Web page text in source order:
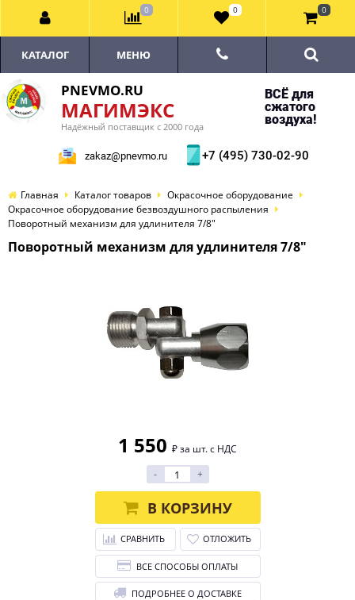
PNEVMO.RU
МАГИМЭКС
Надёжный поставщик с 2000 года
ВСЁ для
сжатого
воздуха!
zakaz@pnevmo.ru +7 (495) 730-02-90
КАТАЛОГ МЕНЮ
Главная Каталог товаров
Окрасочное оборудование
Окрасочное оборудование безвоздушного распыления
Поворотный механизм для удлинителя 7/8"
Поворотный механизм для удлинителя 7/8"
1 550 ₽ за шт. с НДС
-
+
В КОРЗИНУ
СРАВНИТЬ ОТЛОЖИТЬ
ВСЕ СПОСОБЫ ОПЛАТЫ
ПОДРОБНЕЕ О ДОСТАВКЕ
0 0 0